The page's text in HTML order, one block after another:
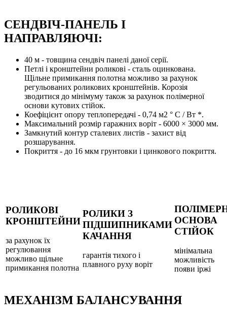
СЕНДВІЧ-ПАНЕЛЬ І
НАПРАВЛЯЮЧІ:
40 м - товщина сендвіч панелі даної серії.
Петлі і кронштейни роликові - сталь оцинкована.
Щільне примикання полотна можливо за рахунок
регульованих роликових кронштейнів. Корозія
зводитися до мінімуму також за рахунок полімерної
основи кутових стійок.
Коефіцієнт опору теплопередачі - 0,74 м2 ° C / Вт *.
Максимальний розмір гаражних воріт - 6000 × 3000 мм.
Замкнутий контур сталевих листів - захист від
розшарування.
Покриття - до 16 мкм грунтовки і цинкового покриття.
РОЛИКОВІ
КРОНШТЕЙНИ
за рахунок їх
регулювання
можливо щільне
примикання полотна
РОЛИКИ З
ПІДШИПНИКАМИ
КАЧАННЯ
гарантія тихого і
плавного руху воріт
ОСНОВА
СТІЙОК
мінімальна
можливість
появи іржі
МЕХАНІЗМ БАЛАНСУВАННЯ